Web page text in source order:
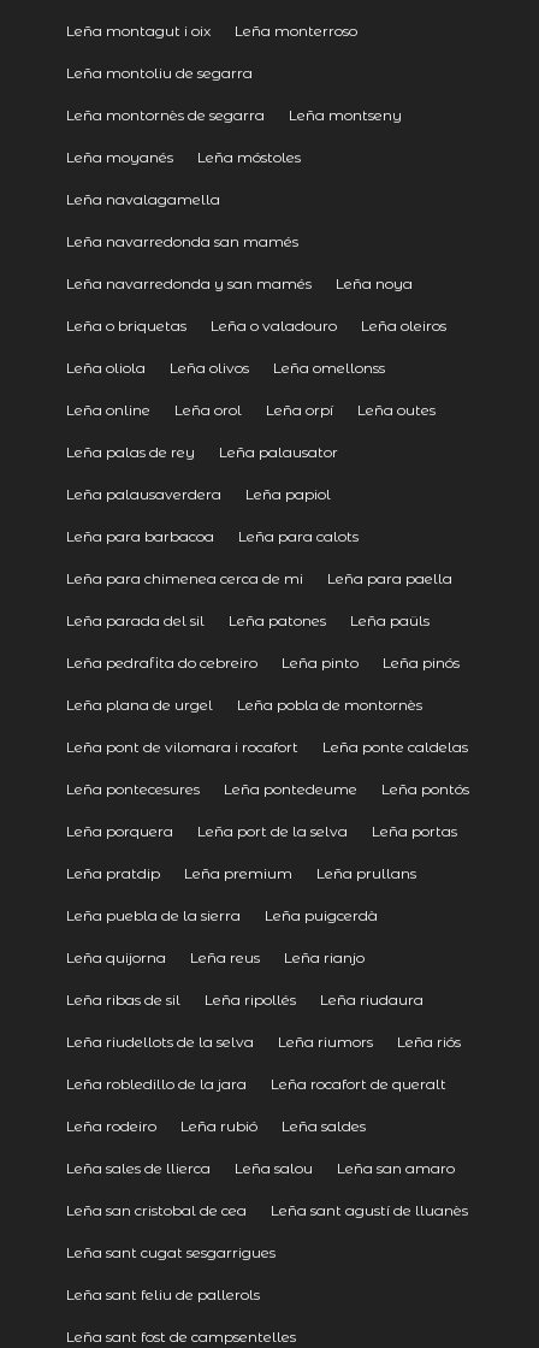
Leña montagut i oix Leña monterroso
Leña montoliu de segarra
Leña montornès de segarra Leña montseny
Leña moyanés Leña móstoles
Leña navalagamella
Leña navarredonda san mamés
Leña navarredonda y san mamés Leña noya
Leña o briquetas Leña o valadouro Leña oleiros
Leña oliola Leña olivos Leña omellonss
Leña online Leña orol Leña orpí Leña outes
Leña palas de rey Leña palausator
Leña palausaverdera Leña papiol
Leña para barbacoa Leña para calots
Leña para chimenea cerca de mi Leña para paella
Leña parada del sil Leña patones Leña paüls
Leña pedrafita do cebreiro Leña pinto Leña pinós
Leña plana de urgel Leña pobla de montornès
Leña pont de vilomara i rocafort Leña ponte caldelas
Leña pontecesures Leña pontedeume Leña pontós
Leña porquera Leña port de la selva Leña portas
Leña pratdip Leña premium Leña prullans
Leña puebla de la sierra Leña puigcerdà
Leña quijorna Leña reus Leña rianjo
Leña ribas de sil Leña ripollés Leña riudaura
Leña riudellots de la selva Leña riumors Leña riós
Leña robledillo de la jara Leña rocafort de queralt
Leña rodeiro Leña rubió Leña saldes
Leña sales de llierca Leña salou Leña san amaro
Leña san cristobal de cea Leña sant agustí de lluanès
Leña sant cugat sesgarrigues
Leña sant feliu de pallerols
Leña sant fost de campsentelles